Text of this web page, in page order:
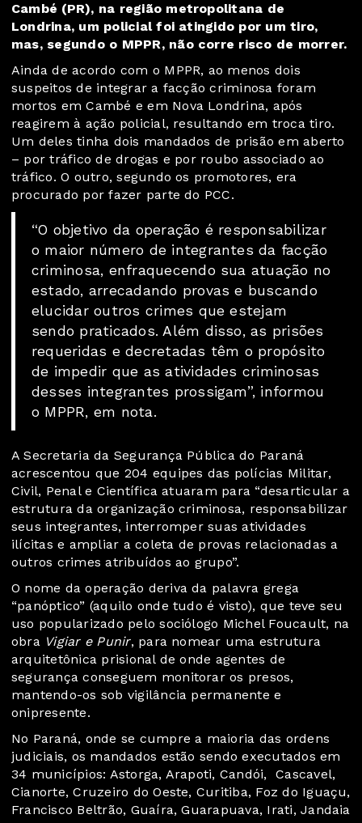
Cambé (PR), na região metropolitana de
Londrina, um policial foi atingido por um tiro,
mas, segundo o MPPR, não corre risco de morrer.
Ainda de acordo com o MPPR, ao menos dois
suspeitos de integrar a facção criminosa foram
mortos em Cambé e em Nova Londrina, após
reagirem à ação policial, resultando em troca tiro.
Um deles tinha dois mandados de prisão em aberto
– por tráfico de drogas e por roubo associado ao
tráfico. O outro, segundo os promotores, era
procurado por fazer parte do PCC.
“O objetivo da operação é responsabilizar
o maior número de integrantes da facção
criminosa, enfraquecendo sua atuação no
estado, arrecadando provas e buscando
elucidar outros crimes que estejam
sendo praticados. Além disso, as prisões
requeridas e decretadas têm o propósito
de impedir que as atividades criminosas
desses integrantes prossigam”, informou
o MPPR, em nota.
A Secretaria da Segurança Pública do Paraná
acrescentou que 204 equipes das polícias Militar,
Civil, Penal e Científica atuaram para “desarticular a
estrutura da organização criminosa, responsabilizar
seus integrantes, interromper suas atividades
ilícitas e ampliar a coleta de provas relacionadas a
outros crimes atribuídos ao grupo”.
O nome da operação deriva da palavra grega
“panóptico” (aquilo onde tudo é visto), que teve seu
uso popularizado pelo sociólogo Michel Foucault, na
obra Vigiar e Punir, para nomear uma estrutura
arquitetônica prisional de onde agentes de
segurança conseguem monitorar os presos,
mantendo-os sob vigilância permanente e
onipresente.
No Paraná, onde se cumpre a maioria das ordens
judiciais, os mandados estão sendo executados em
34 municípios: Astorga, Arapoti, Candói, Cascavel,
Cianorte, Cruzeiro do Oeste, Curitiba, Foz do Iguaçu,
Francisco Beltrão, Guaíra, Guarapuava, Irati, Jandaia